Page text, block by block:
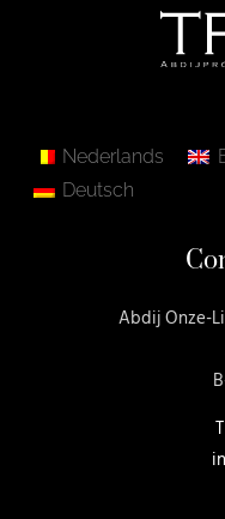
Nederlands
Deutsch
Abdij Onze-
T